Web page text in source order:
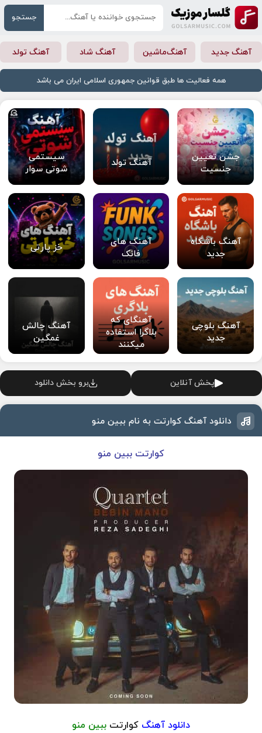
جستجو
آهنگ جدید آهنگ‌ماشین آهنگ شاد آهنگ تولد
همه فعالیت ها طبق قوانین جمهوری اسلامی ایران می باشد
جشن تعیین
جنسیت
آهنگ تولد
سیستمی
شوتی سوار
آهنگ باشگاه
جدید
آهنگ های
فانک
خز پارتی
آهنگ بلوچی
جدید
آهنگای که
بلاگرا استفاده
میکنند
آهنگ چالش
غمگین
پخش آنلاین برو بخش دانلود
دانلود آهنگ کوارتت به نام ببین منو
کوارتت ببین منو
دانلود آهنگ کوارتت ببین منو